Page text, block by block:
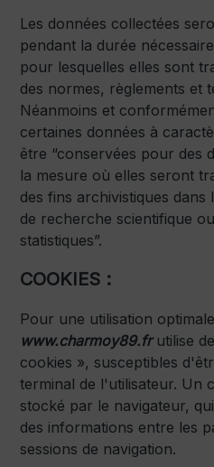
Les données collectées
pendant la durée
pour lesquelles elles sont
des normes, règlements et
Néanmoins et
certaines données à
être “conservées pour des
la mesure où elles seront
des fins archivistiques dans
de recherche scientifique
statistiques”.
COOKIES :
Pour une utilisation
www.charmoy89.frutilise
cookies », susceptibles
terminal de l'utilisateur. Un
stocké par le navigateur,
des informations entre les
sessions de navigation.